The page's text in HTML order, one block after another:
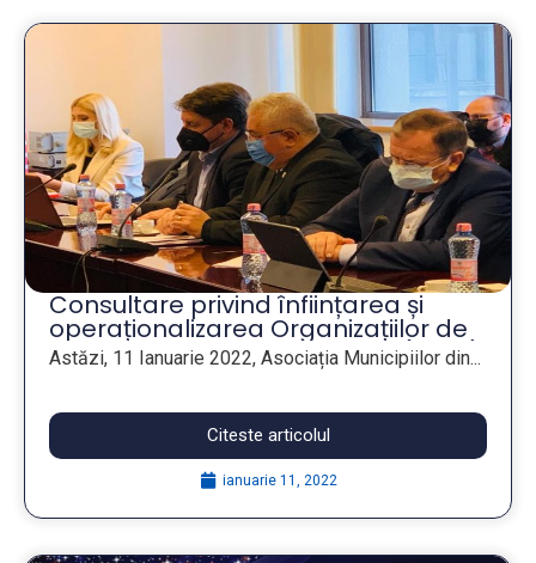
Consultare privind înființarea și
operaționalizarea Organizațiilor de
Management al Destinațiilor (OMD)
Astăzi, 11 Ianuarie 2022, Asociația Municipiilor din...
Citeste articolul
ianuarie 11, 2022